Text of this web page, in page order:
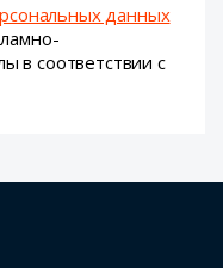
данных
в соответствии с